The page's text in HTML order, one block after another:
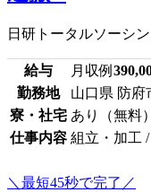
日研トータルソーシ
給与 月収例
勤務地
山口県 防府
寮・社宅 あり（無料）
仕事内容 組立・加工
＼最短45秒で完了／